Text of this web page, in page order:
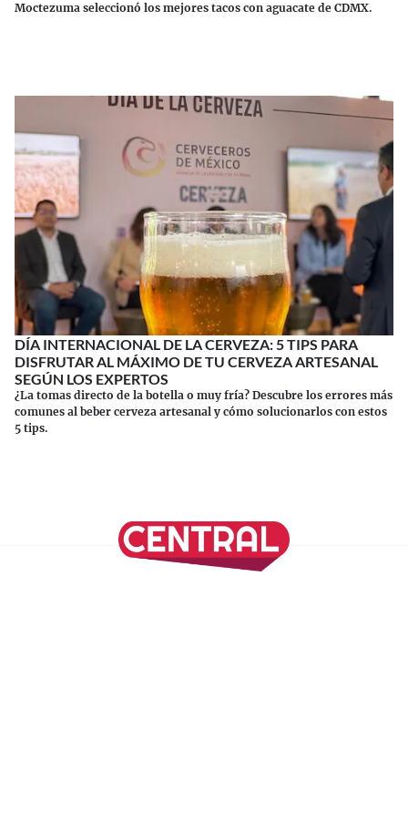
Moctezuma seleccionó los mejores tacos con aguacate de CDMX.
DÍA INTERNACIONAL DE LA CERVEZA: 5 TIPS PARA
DISFRUTAR AL MÁXIMO DE TU CERVEZA ARTESANAL
SEGÚN LOS EXPERTOS
¿La tomas directo de la botella o muy fría? Descubre los errores más
comunes al beber cerveza artesanal y cómo solucionarlos con estos
5 tips.